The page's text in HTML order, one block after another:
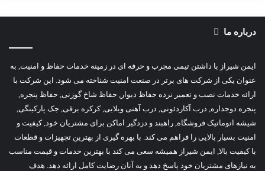
درباره ما
ایمن شیراز با داشتن تیمی مجرب و حرفه ای در زمینه خدمات حفاظ و امنیت, به
عنوان یکی از شرکت های برتر در صنعت امنیت شناخته می شود. این شرکت با
ارائه خدمات نصب و تعمیر نرده حفاظ دیوار, حفاظ شاخ گوزنی, حفاظ پنجره,
پنجره دوجداره, درب آکاردئونی, درب آهنی ویلایی, کرکره برقی, جک پارکینگی,
شیشه اتوماتیک فروشگاه, راهبند و دزدگیر اماکن برای مشتریان خود, کیفیت و
امنیت بسیار بالایی را فراهم می کند. با بهره گیری از بهترین تجهیزات و قطعات
با کیفیت بالا, ایمن شیراز همیشه سعی می کند با بهترین خدمات و قیمت مناسب
به نیازهای مشتریان خود پاسخ دهد و به آنان رضایت کامل ارائه دهد. هدف